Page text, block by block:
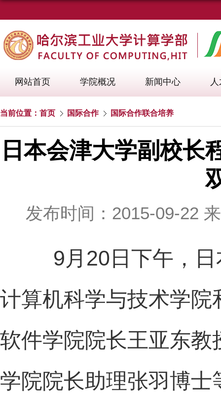
网站首页 学院概况 新闻中心
当前位置： 首页 国际合作 国际合作联合培养
日本会津大学副校长
发布时间：2015-09-22
9 月 20 日下午，
计算机科学与技术学
软件学院院长王亚东
学院院长助理张羽博